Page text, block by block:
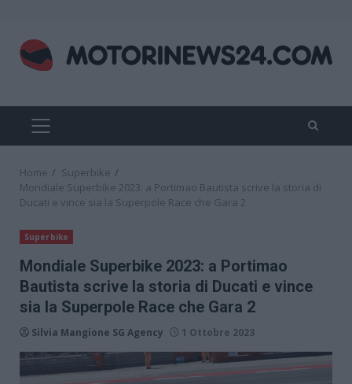
content
PRIMARY
MENU
Home
Superbike
Mondiale Superbike 2023: a Portimao Bautista scrive la storia di
Ducati e vince sia la Superpole Race che Gara 2
Superbike
Mondiale Superbike 2023: a Portimao
Bautista scrive la storia di Ducati e vince
sia la Superpole Race che Gara 2
Silvia Mangione SG Agency 1 Ottobre 2023